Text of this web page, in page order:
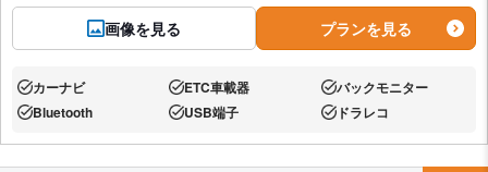
画像を見る プランを見る
あり:カーナビ あり:ETC車載器 あり:バックモニター
あり:Bluetooth あり:USB端子 あり:ドラレコ